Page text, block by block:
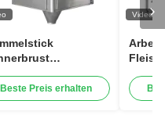
1000g vertikal
Beste Preis erhalten
Video
BPM